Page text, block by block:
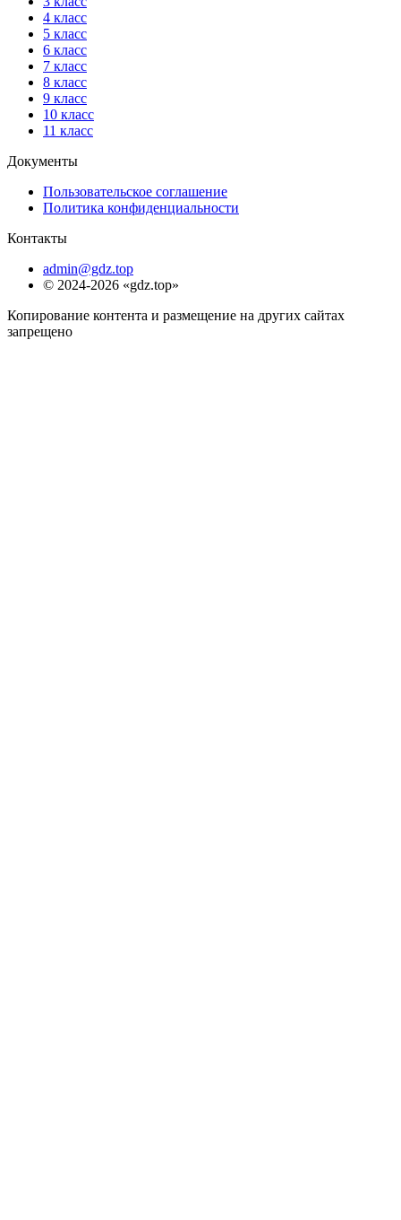
4 класс
5 класс
6 класс
7 класс
8 класс
9 класс
10 класс
11 класс
Документы
Пользовательское соглашение
Политика конфиденциальности
Контакты
admin@gdz.top
© 2024-2026 «gdz.top»
Копирование контента и размещение на других сайтах
запрещено